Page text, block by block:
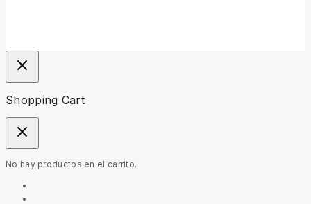
Shopping Cart
No hay productos en el carrito.